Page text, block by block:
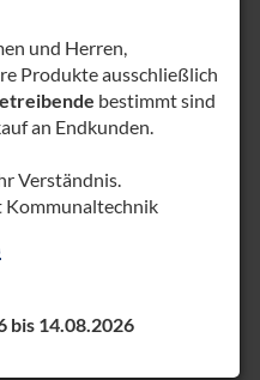
und Herren,
Produkte ausschließlich
bestimmt sind
an Endkunden.
Verständnis.
Kommunaltechnik
bis 14.08.2026